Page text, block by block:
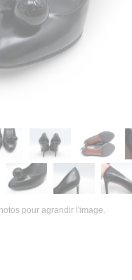
pour agrandir l'image.